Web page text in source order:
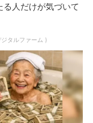
る人だけが気づいて
ジタルファーム )